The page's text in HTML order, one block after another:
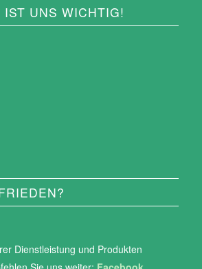
IST UNS WICHTIG!
Dienstleistung und Produkten